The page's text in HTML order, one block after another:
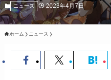
ニュース 2023年4月7日
ホーム ニュース